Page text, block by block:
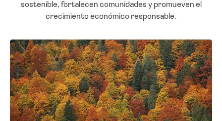
sostenible, fortalecen comunidades y promueven el
crecimiento económico responsable.